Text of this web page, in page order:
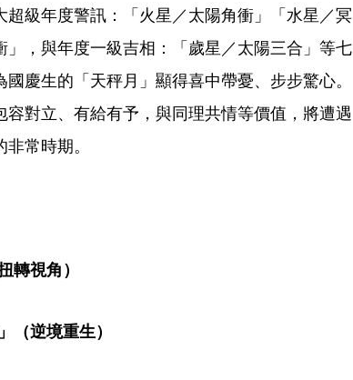
級年度警訊：「火星／太陽角衝」「水星／冥
，與年度一級吉相：「歲星／太陽三合」等七
慶生的「天秤月」顯得喜中帶憂、步步驚心。
對立、有給有予，與同理共情等價值，將遭遇
常時期。
轉視角）
（逆境重生）